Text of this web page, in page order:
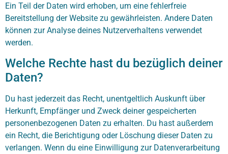
Ein Teil der Daten wird erhoben, um eine fehlerfreie
Bereitstellung der Website zu gewährleisten. Andere Daten
können zur Analyse deines Nutzerverhaltens verwendet
werden.
Welche Rechte hast du bezüglich deiner
Daten?
Du hast jederzeit das Recht, unentgeltlich Auskunft über
Herkunft, Empfänger und Zweck deiner gespeicherten
personenbezogenen Daten zu erhalten. Du hast außerdem
ein Recht, die Berichtigung oder Löschung dieser Daten zu
verlangen. Wenn du eine Einwilligung zur Datenverarbeitung